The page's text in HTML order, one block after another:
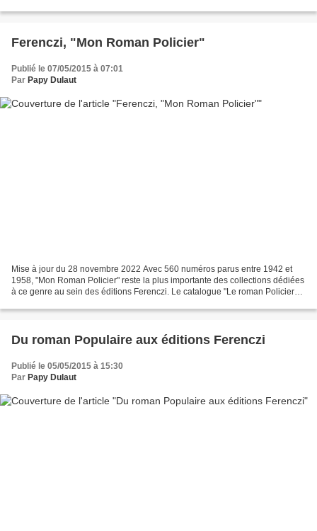
Ferenczi, "Mon Roman Policier"
Publié le 07/05/2015 à 07:01
Par Papy Dulaut
Mise à jour du 28 novembre 2022 Avec 560 numéros parus entre 1942 et
1958, "Mon Roman Policier" reste la plus importante des collections dédiées
à ce genre au sein des éditions Ferenczi. Le catalogue "Le roman Policier
Du roman Populaire aux éditions Ferenczi
Publié le 05/05/2015 à 15:30
Par Papy Dulaut